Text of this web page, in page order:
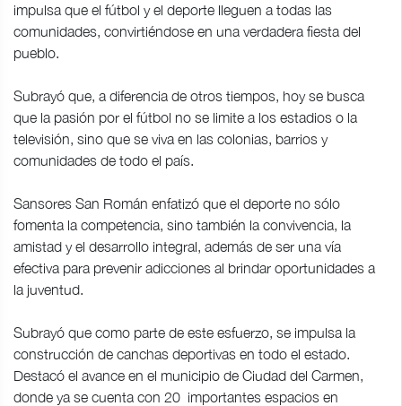
impulsa que el fútbol y el deporte lleguen a todas las
comunidades, convirtiéndose en una verdadera fiesta del
pueblo.
Subrayó que, a diferencia de otros tiempos, hoy se busca
que la pasión por el fútbol no se limite a los estadios o la
televisión, sino que se viva en las colonias, barrios y
comunidades de todo el país.
Sansores San Román enfatizó que el deporte no sólo
fomenta la competencia, sino también la convivencia, la
amistad y el desarrollo integral, además de ser una vía
efectiva para prevenir adicciones al brindar oportunidades a
la juventud.
Subrayó que como parte de este esfuerzo, se impulsa la
construcción de canchas deportivas en todo el estado.
Destacó el avance en el municipio de Ciudad del Carmen,
donde ya se cuenta con 20 importantes espacios en